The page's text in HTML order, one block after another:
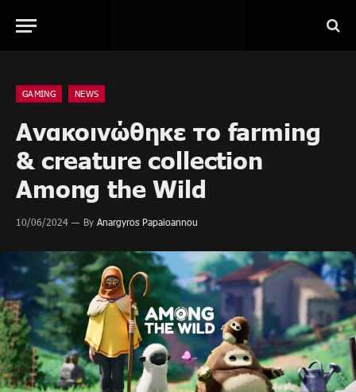
GAMING NEWS
Ανακοινώθηκε το farming
& creature collection
Among the Wild
10/06/2024 By Anargyros Papaioannou